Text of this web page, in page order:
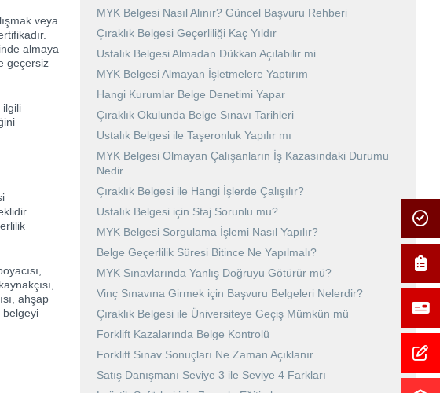
veya
almaya
geçersiz
ilgili
ahşap
belgeyi
MYK Belgesi Nasıl Alınır? Güncel Başvuru Rehberi
Çıraklık Belgesi Geçerliliği Kaç Yıldır
Ustalık Belgesi Almadan Dükkan Açılabilir mi
MYK Belgesi Almayan İşletmelere Yaptırım
Hangi Kurumlar Belge Denetimi Yapar
Çıraklık Okulunda Belge Sınavı Tarihleri
Ustalık Belgesi ile Taşeronluk Yapılır mı
MYK Belgesi Olmayan Çalışanların İş Kazasındaki Durumu
Nedir
Çıraklık Belgesi ile Hangi İşlerde Çalışılır?
Ustalık Belgesi için Staj Sorunlu mu?
MYK Belgesi Sorgulama İşlemi Nasıl Yapılır?
Belge Geçerlilik Süresi Bitince Ne Yapılmalı?
MYK Sınavlarında Yanlış Doğruyu Götürür mü?
Vinç Sınavına Girmek için Başvuru Belgeleri Nelerdir?
Çıraklık Belgesi ile Üniversiteye Geçiş Mümkün mü
Forklift Kazalarında Belge Kontrolü
Forklift Sınav Sonuçları Ne Zaman Açıklanır
Satış Danışmanı Seviye 3 ile Seviye 4 Farkları